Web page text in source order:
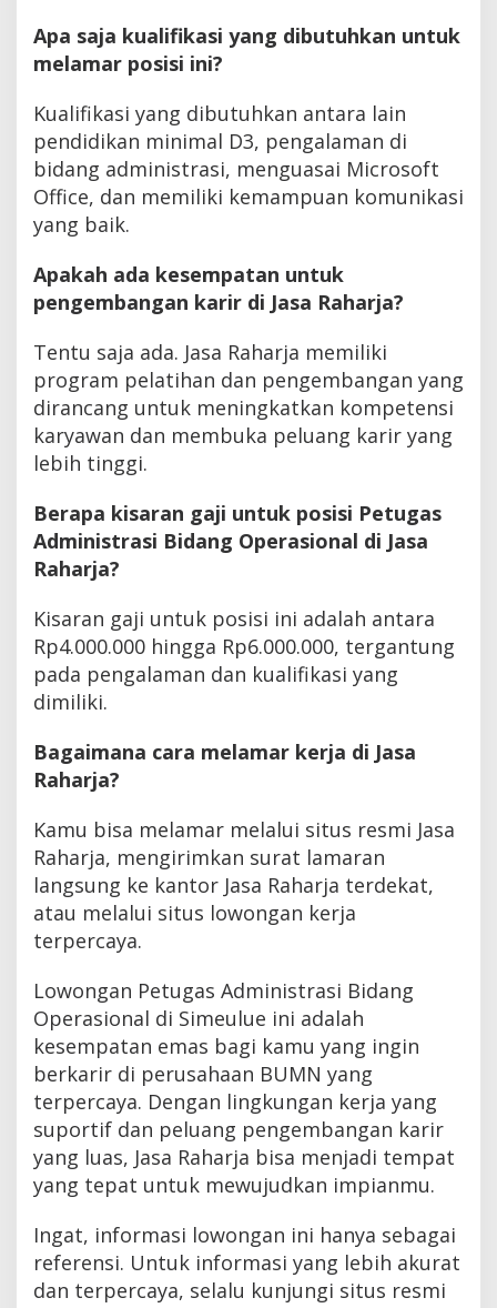
Apa saja kualifikasi yang dibutuhkan untuk
melamar posisi ini?
Kualifikasi yang dibutuhkan antara lain
pendidikan minimal D3, pengalaman di
bidang administrasi, menguasai Microsoft
Office, dan memiliki kemampuan komunikasi
yang baik.
Apakah ada kesempatan untuk
pengembangan karir di Jasa Raharja?
Tentu saja ada. Jasa Raharja memiliki
program pelatihan dan pengembangan yang
dirancang untuk meningkatkan kompetensi
karyawan dan membuka peluang karir yang
lebih tinggi.
Berapa kisaran gaji untuk posisi Petugas
Administrasi Bidang Operasional di Jasa
Raharja?
Kisaran gaji untuk posisi ini adalah antara
Rp4.000.000 hingga Rp6.000.000, tergantung
pada pengalaman dan kualifikasi yang
dimiliki.
Bagaimana cara melamar kerja di Jasa
Raharja?
Kamu bisa melamar melalui situs resmi Jasa
Raharja, mengirimkan surat lamaran
langsung ke kantor Jasa Raharja terdekat,
atau melalui situs lowongan kerja
terpercaya.
Lowongan Petugas Administrasi Bidang
Operasional di Simeulue ini adalah
kesempatan emas bagi kamu yang ingin
berkarir di perusahaan BUMN yang
terpercaya. Dengan lingkungan kerja yang
suportif dan peluang pengembangan karir
yang luas, Jasa Raharja bisa menjadi tempat
yang tepat untuk mewujudkan impianmu.
Ingat, informasi lowongan ini hanya sebagai
referensi. Untuk informasi yang lebih akurat
dan terpercaya, selalu kunjungi situs resmi